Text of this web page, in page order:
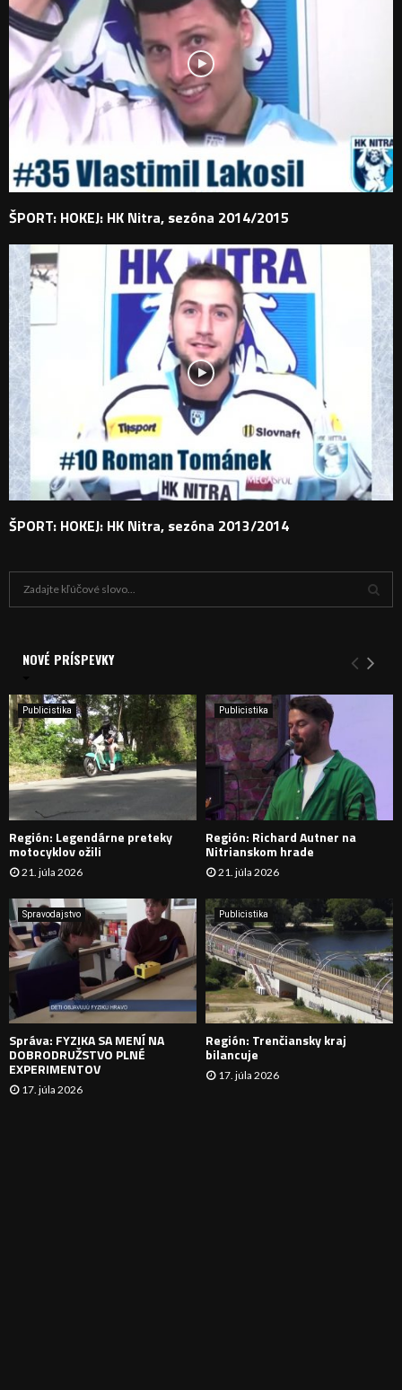
ŠPORT: HOKEJ: HK Nitra, sezóna 2014/2015
ŠPORT: HOKEJ: HK Nitra, sezóna 2013/2014
i
e
:
Y
H
D
A
N
I
E
NOVÉ PRÍSPEVKY
Publicistika
Región: Legendárne preteky
motocyklov ožili
21. júla 2026
Publicistika
Región: Richard Autner na
Nitrianskom hrade
21. júla 2026
Spravodajstvo
Správa: FYZIKA SA MENÍ NA
DOBRODRUŽSTVO PLNÉ
EXPERIMENTOV
17. júla 2026
Publicistika
Región: Trenčiansky kraj
bilancuje
17. júla 2026